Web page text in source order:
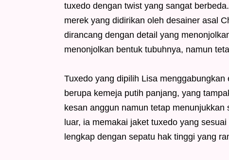
tuxedo dengan twist yang sangat
merek yang didirikan oleh desainer asal
dirancang dengan detail yang
menonjolkan bentuk tubuhnya, namun
Tuxedo yang dipilih Lisa
berupa kemeja putih panjang, yang
kesan anggun namun tetap
luar, ia memakai jaket tuxedo yang
lengkap dengan sepatu hak tinggi yang